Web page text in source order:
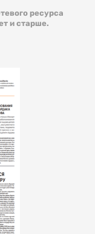
ресурса
и старше.